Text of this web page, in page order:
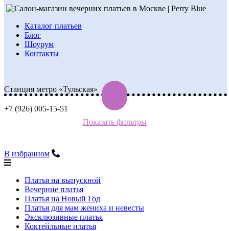
Каталог платьев
Блог
Шоурум
Контакты
Станция метро «Тульская»
+7 (926) 005-15-51
В избранном
Платья на выпускной
Вечерние платья
Платья на Новый Год
Платья для мам жениха и невесты
Эксклюзивные платья
Коктейльные платья
Показать фильтры